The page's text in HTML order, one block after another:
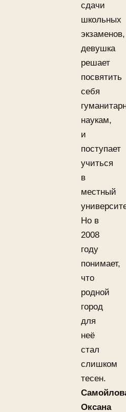
сдачи
школьных
экзаменов,
девушка
решает
посвятить
себя
наукам,
и
поступает
учиться
в
местный
Но в
2008
году
понимает,
что
родной
город
для
неё
стал
слишком
тесен.
Оксана